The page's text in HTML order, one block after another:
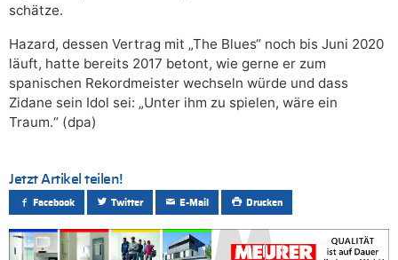
schätze.
Hazard, dessen Vertrag mit „The Blues“ noch bis Juni 2020
läuft, hatte bereits 2017 betont, wie gerne er zum
spanischen Rekordmeister wechseln würde und dass
Zidane sein Idol sei: „Unter ihm zu spielen, wäre ein
Traum.“ (dpa)
Jetzt Artikel teilen!
Facebook Twitter E-Mail Drucken